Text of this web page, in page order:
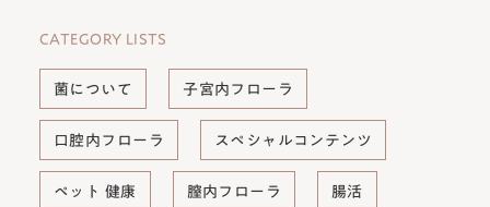
CATEGORY LISTS
菌について 子宮内フローラ
口腔内フローラ スペシャルコンテンツ
ペット 健康 膣内フローラ 腸活